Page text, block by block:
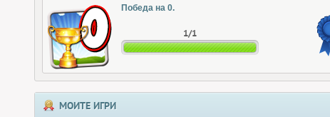
Победа на 0.
1/1
МОИТЕ ИГРИ